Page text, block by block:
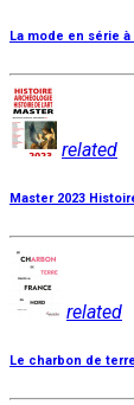
La mode en série à
related
Master 2023
related
Le charbon de